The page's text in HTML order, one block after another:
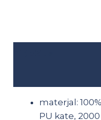
materjal:
PU kate,